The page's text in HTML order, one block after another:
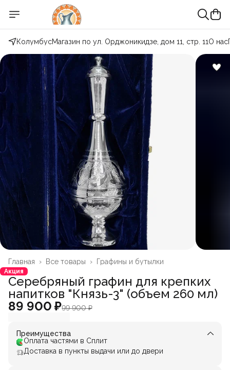
КолумбусМагазин по ул. Орджоникидзе, дом 11, стр. 11О нас
Графины и бутылки
Все товары ›
Главная ›
Акция
Серебряный графин для крепких
напитков "Князь-3" (объем 260 мл)
89 900 ₽99 900 ₽
Преимущества
Оплата частями в Сплит
Доставка в пункты выдачи или до двери